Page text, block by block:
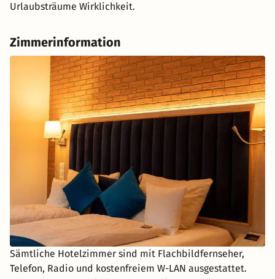
Urlaubsträume Wirklichkeit.
Zimmerinformation
Sämtliche Hotelzimmer sind mit Flachbildfernseher,
Telefon, Radio und kostenfreiem W-LAN ausgestattet.